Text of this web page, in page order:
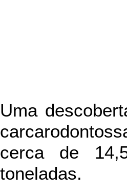
Uma
cerca de
toneladas.